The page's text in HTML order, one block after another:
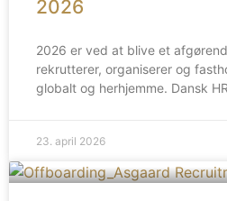
2026
2026 er ved at blive et
rekrutterer, organiserer og
globalt og herhjemme. Dansk
23. april 2026